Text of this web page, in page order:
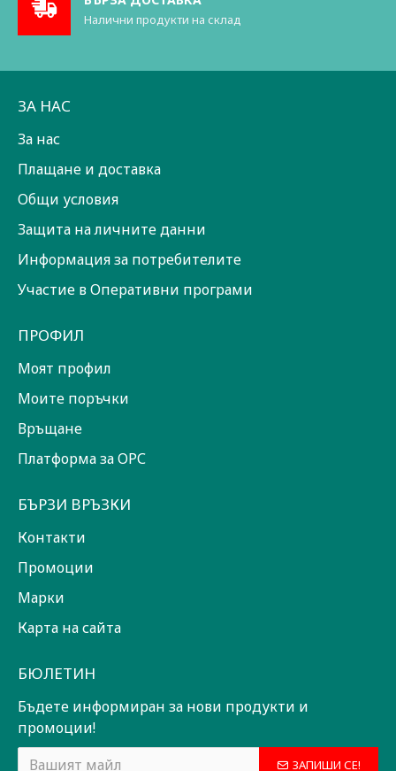
Налични продукти на склад
ЗА НАС
За нас
Плащане и доставка
Общи условия
Защита на личните данни
Информация за потребителите
Участие в Оперативни програми
ПРОФИЛ
Моят профил
Моите поръчки
Връщане
Платформа за ОРС
БЪРЗИ ВРЪЗКИ
Контакти
Промоции
Марки
Карта на сайта
БЮЛЕТИН
Бъдете информиран за нови продукти и
промоции!
ЗАПИШИ СЕ!